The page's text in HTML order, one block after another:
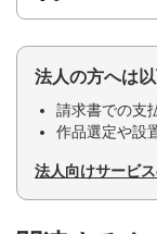
法人の方へは
請求書での支
作品選定や設
法人向けサービ